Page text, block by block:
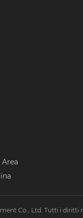
Co., Ltd. Tutti i diritti